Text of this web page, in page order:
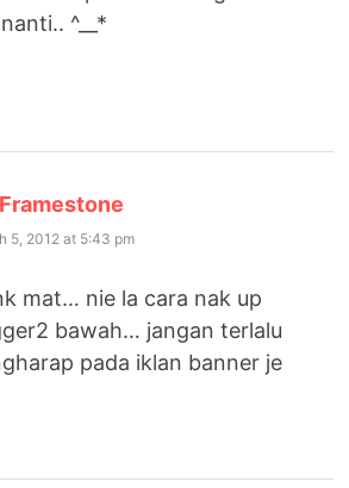
^__*
5, 2012 at 5:43 pm
mat… nie la cara nak up
bawah… jangan terlalu
pada iklan banner je